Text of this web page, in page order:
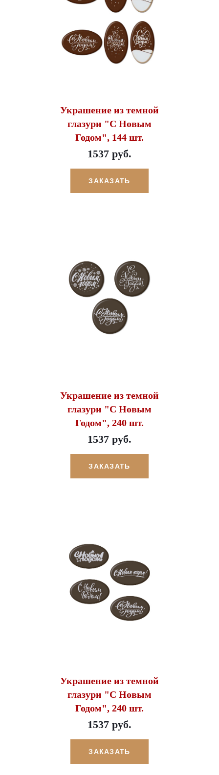
Украшение из темной
глазури "С Новым
Годом", 144 шт.
1537 руб.
ЗАКАЗАТЬ
Украшение из темной
глазури "С Новым
Годом", 240 шт.
1537 руб.
ЗАКАЗАТЬ
Украшение из темной
глазури "С Новым
Годом", 240 шт.
1537 руб.
ЗАКАЗАТЬ